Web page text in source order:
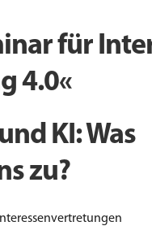
für
4.0«
KI: Was
zu?